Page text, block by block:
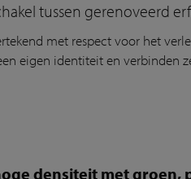
tussen gerenoveerd
met respect voor het
eigen identiteit en verbinden
densiteit met groen,